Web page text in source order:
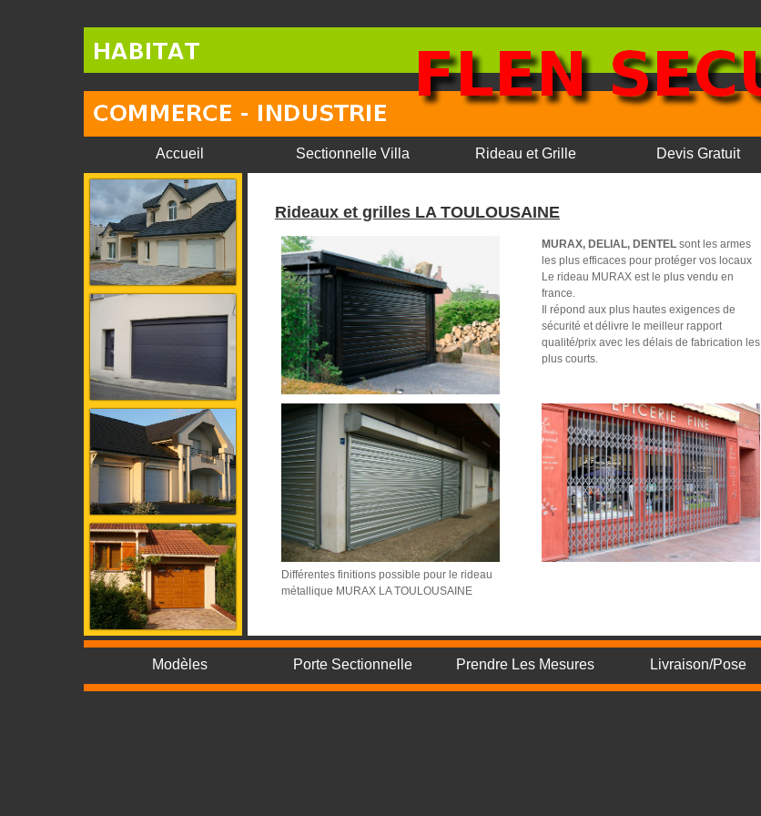
Accueil Sectionnelle Villa Rideau et Grille Devis Gratuit
Rideaux et grilles LA TOULOUSAINE
Différentes finitions possible pour le rideau
métallique MURAX LA TOULOUSAINE
MURAX, DELIAL, DENTEL sont les armes
les plus efficaces pour protéger vos locaux
Le rideau MURAX est le plus vendu en
france.
Il répond aux plus hautes exigences de
sécurité et délivre le meilleur rapport
qualité/prix avec les délais de fabrication les
plus courts.
Modèles Porte Sectionnelle Prendre Les Mesures Livraison/Pose